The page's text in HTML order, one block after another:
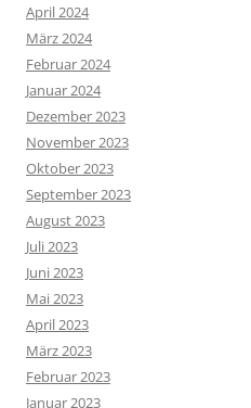
April 2024
März 2024
Februar 2024
Januar 2024
Dezember 2023
November 2023
Oktober 2023
September 2023
August 2023
Juli 2023
Juni 2023
Mai 2023
April 2023
März 2023
Februar 2023
Januar 2023